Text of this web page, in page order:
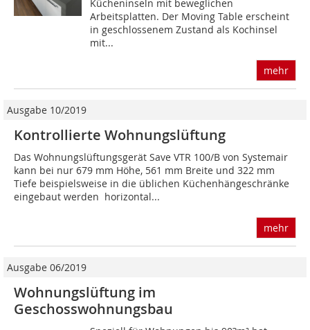
Kücheninseln mit beweglichen
Arbeitsplatten. Der Moving ­Table erscheint
in geschlossenem Zustand als Kochinsel
mit...
mehr
Ausgabe 10/2019
Kontrollierte Wohnungslüftung
Das Wohnungslüftungsgerät Save VTR 100/B von Systemair
kann bei nur 679 mm Höhe, 561 mm Breite und 322 mm
Tiefe beispielsweise in die üblichen Küchenhängeschränke
eingebaut werden  horizontal...
mehr
Ausgabe 06/2019
Wohnungslüftung im
Geschosswohnungsbau